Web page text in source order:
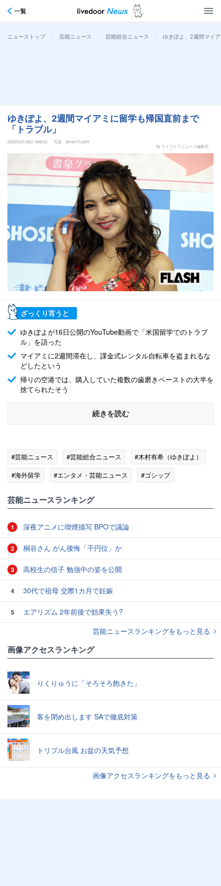
一覧
ニューストップ > 芸能ニュース > 芸能総合ニュース > ゆきぽよ、2週間マイ
ゆきぽよ、2週間マイアミに留学も帰国直前まで
「トラブル」
2023年8月18日 16時0分
写真：Smart FLASH
by ライブドアニュース編集部
ざっくり言うと
ゆきぽよが16日公開のYouTube動画で「米国留学でのトラブ
ル」を語った
マイアミに2週間滞在し、課金式レンタル自転車を盗まれるな
どしたという
帰りの空港では、購入していた複数の歯磨きペーストの大半を
捨てられたそう
続きを読む
#芸能ニュース #芸能総合ニュース
#木村有希（ゆきぽよ）
#海外留学
#エンタメ・芸能ニュース #ゴシップ
芸能ニュースランキング
1 深夜アニメに喫煙描写 BPOで議論
2 桐谷さん がん後悔「千円位」か
3 高校生の信子 勉強中の姿を公開
4 30代で祖母 交際1カ月で妊娠
5
エアリズム 2年前後で効果失う?
芸能ニュースランキングをもっと見る
画像アクセスランキング
りくりゅうに「そろそろ飽きた」
客を閉め出します SAで徹底対策
トリプル台風 お盆の天気予想
画像アクセスランキングをもっと見る